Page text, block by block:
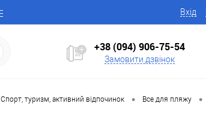
Вхід
+38 (094) 906-75-54
Замовити дзвінок
Спорт, туризм, активний відпочинок • Все для пляжу •